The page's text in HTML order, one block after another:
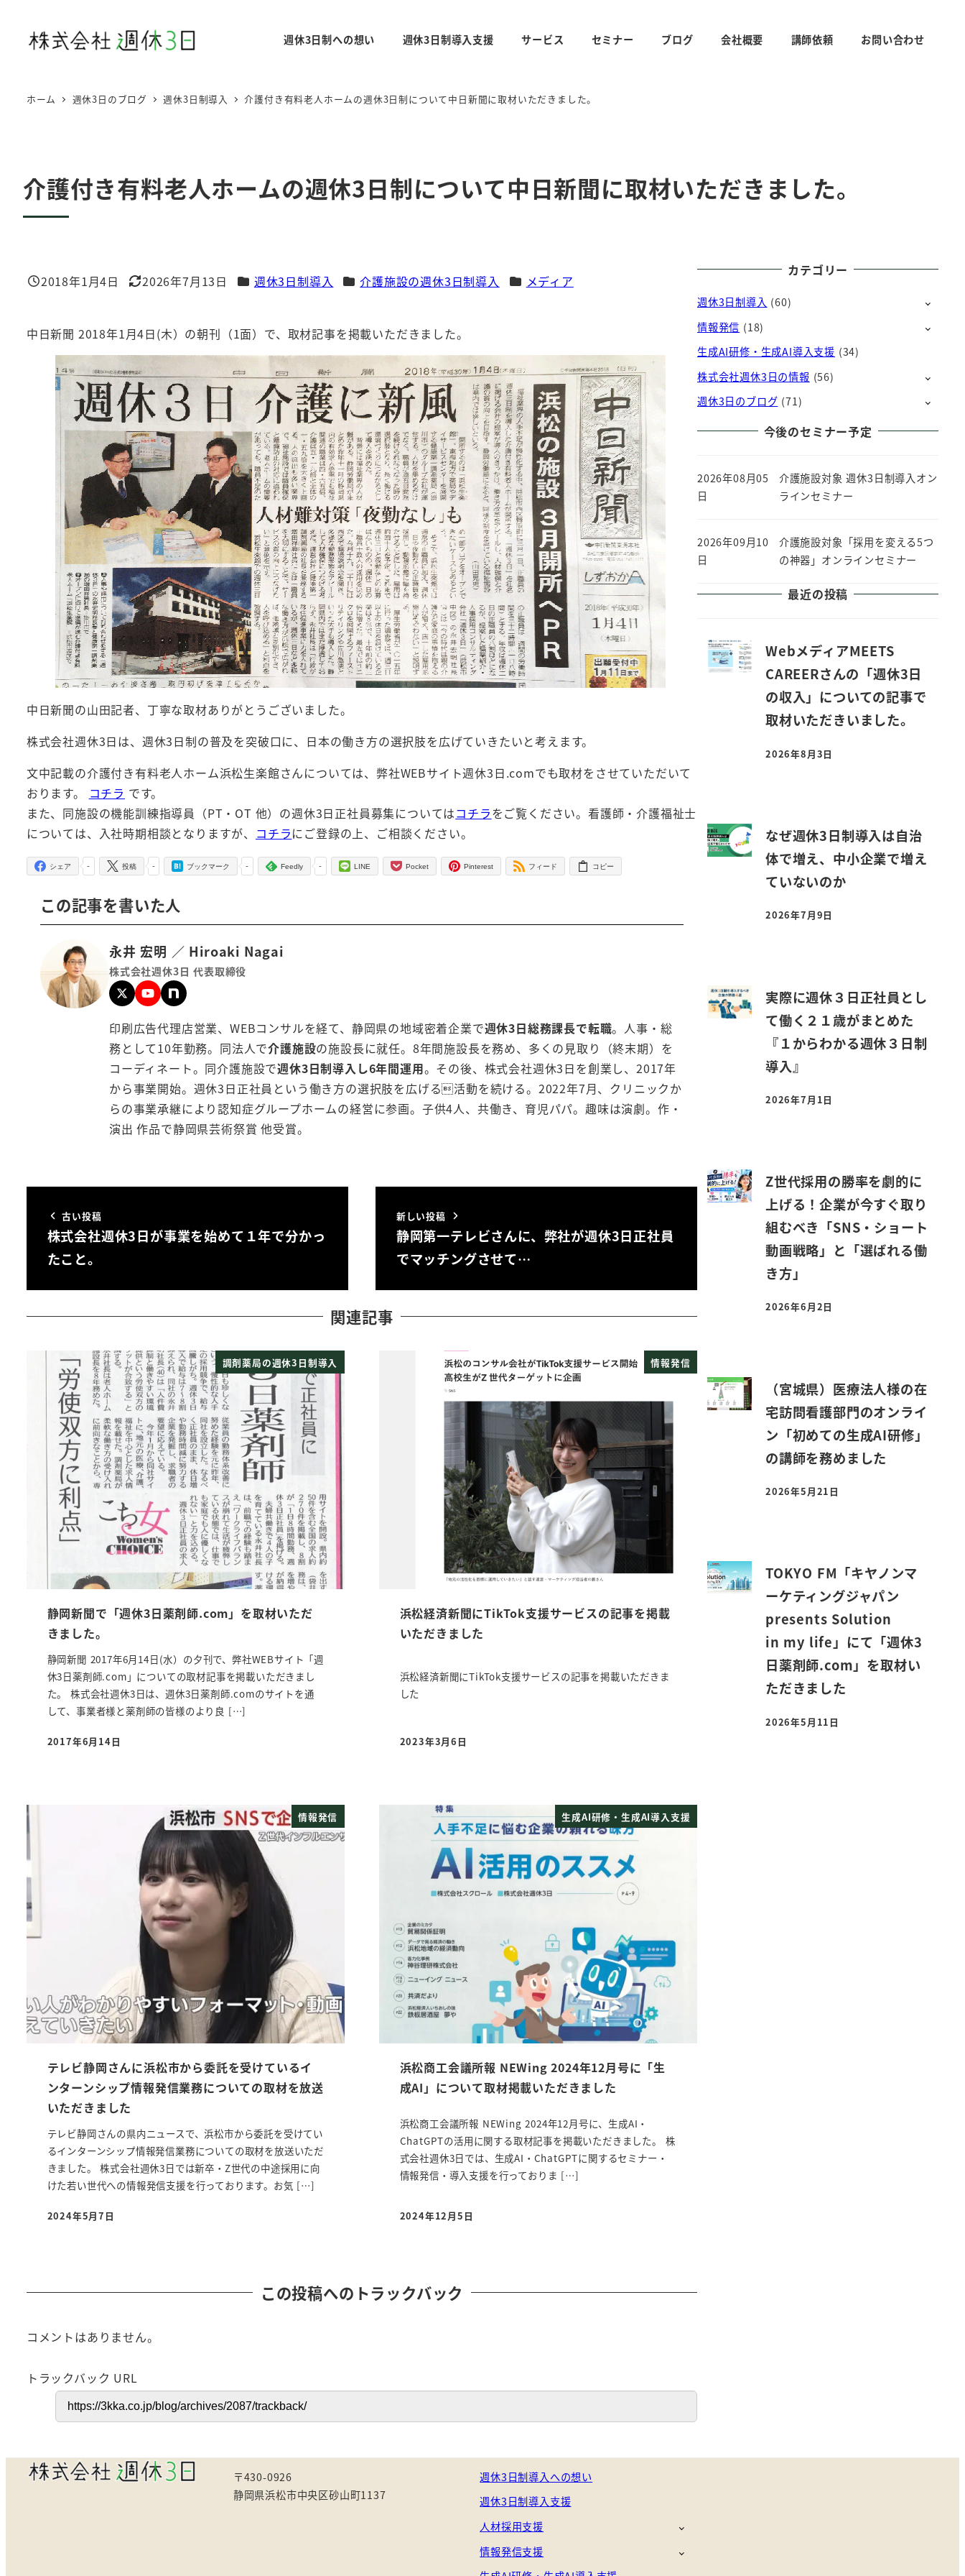
週休3日制への想い 週休3日制導入支援 サービス セミナー ブログ 会社概要 講師依頼 お問い合わせ
ホーム 週休3日のブログ 週休3日制導入 介護付き有料老人ホームの週休3日制について中日新聞に取材いただきました。
介護付き有料老人ホームの週休3日制について中日新聞に取材いただきました。
投稿日
2018年1月4日
更新日
2026年7月13日 カテゴリー
週休3日制導入 カテゴリー
介護施設の週休3日制導入 カテゴリー
メディア
中日新聞 2018年1月4日(木）の朝刊（1面）で、取材記事を掲載いただきました。
中日新聞の山田記者、丁寧な取材ありがとうございました。
株式会社週休3日は、週休3日制の普及を突破口に、日本の働き方の選択肢を広げていきたいと考えます。
文中記載の介護付き有料老人ホーム浜松生楽館さんについては、弊社WEBサイト週休3日.comでも取材をさせていただいて
おります。 コチラ です。
また、同施設の機能訓練指導員（PT・OT 他）の週休3日正社員募集についてはコチラをご覧ください。看護師・介護福祉士
については、入社時期相談となりますが、 コチラにご登録の上、ご相談ください。
-
シェア -
投稿 -
ブックマーク -
Feedly LINE Pocket Pinterest フィード コピー
この記事を書いた人
永井 宏明 ／ Hiroaki Nagai
株式会社週休3日 代表取締役
印刷広告代理店営業、WEBコンサルを経て、静岡県の地域密着企業で週休3日総務課長で転職。人事・総
務として10年勤務。同法人で介護施設の施設長に就任。8年間施設長を務め、多くの見取り（終末期）を
コーディネート。同介護施設で週休3日制導入し6年間運用。その後、株式会社週休3日を創業し、2017年
から事業開始。週休3日正社員という働き方の選択肢を広げる活動を続ける。2022年7月、クリニックか
らの事業承継により認知症グループホームの経営に参画。子供4人、共働き、育児パパ。趣味は演劇。作・
演出 作品で静岡県芸術祭賞 他受賞。
古い投稿
株式会社週休3日が事業を始めて１年で分かっ
たこと。
新しい投稿
静岡第一テレビさんに、弊社が週休3日正社員
でマッチングさせて…
関連記事
調剤薬局の週休3日制導入
静岡新聞で「週休3日薬剤師.com」を取材いただ
きました。
静岡新聞 2017年6月14日(水）の夕刊で、弊社WEBサイト「週
休3日薬剤師.com」についての取材記事を掲載いただきまし
た。 株式会社週休3日は、週休3日薬剤師.comのサイトを通
して、事業者様と薬剤師の皆様のより良 […]
投稿日
2017年6月14日
情報発信
浜松経済新聞にTikTok支援サービスの記事を掲載
いただきました
浜松経済新聞にTikTok支援サービスの記事を掲載いただきま
した
投稿日
2023年3月6日
情報発信
テレビ静岡さんに浜松市から委託を受けているイ
ンターンシップ情報発信業務についての取材を放送
いただきました
テレビ静岡さんの県内ニュースで、浜松市から委託を受けてい
るインターンシップ情報発信業務についての取材を放送いただ
きました。 株式会社週休3日では新卒・Z世代の中途採用に向
けた若い世代への情報発信支援を行っております。お気 […]
投稿日
2024年5月7日
生成AI研修・生成AI導入支援
浜松商工会議所報 NEWing 2024年12月号に「生
成AI」について取材掲載いただきました
浜松商工会議所報 NEWing 2024年12月号に、生成AI・
ChatGPTの活用に関する取材記事を掲載いただきました。 株
式会社週休3日では、生成AI・ChatGPTに関するセミナー・
情報発信・導入支援を行っておりま […]
投稿日
2024年12月5日
この投稿へのトラックバック
コメントはありません。
トラックバック URL
カテゴリー
週休3日制導入 (60)
情報発信 (18)
生成AI研修・生成AI導入支援 (34)
株式会社週休3日の情報 (56)
週休3日のブログ (71)
今後のセミナー予定
2026年08月05
日
介護施設対象 週休3日制導入オン
ラインセミナー
詳細を見る
2026年09月10
日
介護施設対象「採用を変える5つ
の神器」オンラインセミナー
詳細を見る
最近の投稿
WebメディアMEETS
CAREERさんの「週休3日
の収入」についての記事で
取材いただきいました。
投稿日
2026年8月3日
なぜ週休3日制導入は自治
体で増え、中小企業で増え
ていないのか
投稿日
2026年7月9日
実際に週休３日正社員とし
て働く２１歳がまとめた
『１からわかる週休３日制
導入』
投稿日
2026年7月1日
Z世代採用の勝率を劇的に
上げる！企業が今すぐ取り
組むべき「SNS・ショート
動画戦略」と「選ばれる働
き方」
投稿日
2026年6月2日
（宮城県）医療法人様の在
宅訪問看護部門のオンライ
ン「初めての生成AI研修」
の講師を務めました
投稿日
2026年5月21日
TOKYO FM「キヤノンマ
ーケティングジャパン
presents Solution
in my life」にて「週休3
日薬剤師.com」を取材い
ただきました
投稿日
2026年5月11日
〒430-0926
静岡県浜松市中央区砂山町1137
週休3日制導入への想い
週休3日制導入支援
人材採用支援
情報発信支援